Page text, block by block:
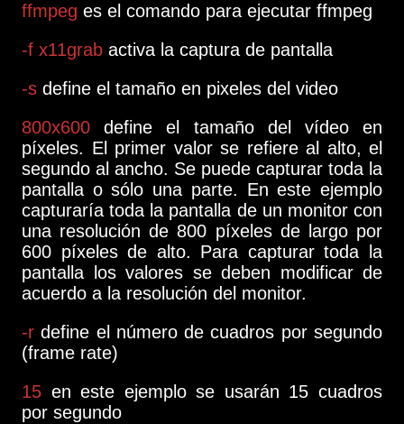
ffmpeg es el comando para ejecutar ffmpeg
-f x11grab activa la captura de pantalla
-s define el tamaño en pixeles del video
800x600 define el tamaño del vídeo en
píxeles. El primer valor se refiere al alto, el
segundo al ancho. Se puede capturar toda la
pantalla o sólo una parte. En este ejemplo
capturaría toda la pantalla de un monitor con
una resolución de 800 píxeles de largo por
600 píxeles de alto. Para capturar toda la
pantalla los valores se deben modificar de
acuerdo a la resolución del monitor.
-r define el número de cuadros por segundo
(frame rate)
15 en este ejemplo se usarán 15 cuadros
por segundo